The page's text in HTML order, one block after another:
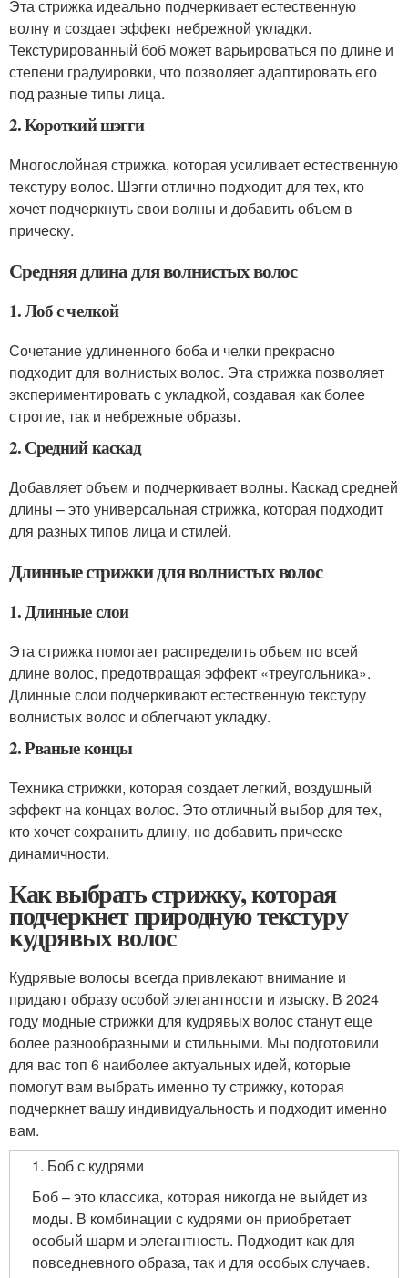
Эта стрижка идеально подчеркивает естественную
волну и создает эффект небрежной укладки.
Текстурированный боб может варьироваться по длине и
степени градуировки, что позволяет адаптировать его
под разные типы лица.
2. Короткий шэгги
Многослойная стрижка, которая усиливает естественную
текстуру волос. Шэгги отлично подходит для тех, кто
хочет подчеркнуть свои волны и добавить объем в
прическу.
Средняя длина для волнистых волос
1. Лоб с челкой
Сочетание удлиненного боба и челки прекрасно
подходит для волнистых волос. Эта стрижка позволяет
экспериментировать с укладкой, создавая как более
строгие, так и небрежные образы.
2. Средний каскад
Добавляет объем и подчеркивает волны. Каскад средней
длины – это универсальная стрижка, которая подходит
для разных типов лица и стилей.
Длинные стрижки для волнистых волос
1. Длинные слои
Эта стрижка помогает распределить объем по всей
длине волос, предотвращая эффект «треугольника».
Длинные слои подчеркивают естественную текстуру
волнистых волос и облегчают укладку.
2. Рваные концы
Техника стрижки, которая создает легкий, воздушный
эффект на концах волос. Это отличный выбор для тех,
кто хочет сохранить длину, но добавить прическе
динамичности.
Как выбрать стрижку, которая
подчеркнет природную текстуру
кудрявых волос
Кудрявые волосы всегда привлекают внимание и
придают образу особой элегантности и изыску. В 2024
году модные стрижки для кудрявых волос станут еще
более разнообразными и стильными. Мы подготовили
для вас топ 6 наиболее актуальных идей, которые
помогут вам выбрать именно ту стрижку, которая
подчеркнет вашу индивидуальность и подходит именно
вам.
1. Боб с кудрями
Боб – это классика, которая никогда не выйдет из
моды. В комбинации с кудрями он приобретает
особый шарм и элегантность. Подходит как для
повседневного образа, так и для особых случаев.